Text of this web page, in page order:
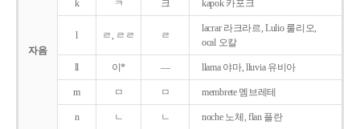
자음
k ㅋ 크 kapok 카포크
l ㄹ, ㄹㄹ ㄹ
lacrar 라크라르, Lulio 룰리오,
ocal 오칼
ll 이* ― llama 야마, lluvia 유비아
m ㅁ ㅁ membrete 멤브레테
n ㄴ ㄴ noche 노체, flan 플란